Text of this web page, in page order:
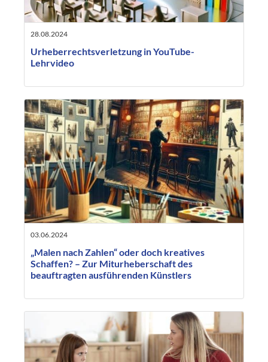
28.08.2024
Urheberrechtsverletzung in YouTube-
Lehrvideo
03.06.2024
„Malen nach Zahlen“ oder doch kreatives
Schaffen? – Zur Miturheberschaft des
beauftragten ausführenden Künstlers